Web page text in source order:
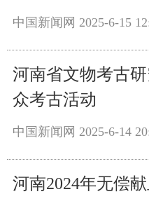
中国新闻网 2025-6-15
河南省文物考古
众考古活动
中国新闻网 2025-6-14
河南2024年无偿